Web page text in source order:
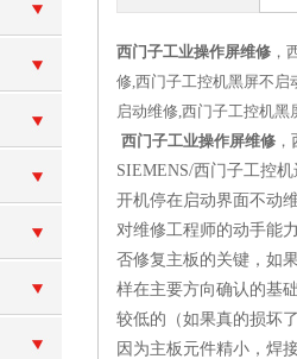
西门子工业操作屏维修 ，
修,西门子工控机黑屏不启
启动维修,西门子工控机
西门子工业操作屏维修 ，
SIEMENS/西门子工控
开机停在启动界面不动
对维修工程师的动手能
否修复主板的关键，如
样在主要方向确认的基
较低的（如果真的损坏
因为主板元件精小，焊